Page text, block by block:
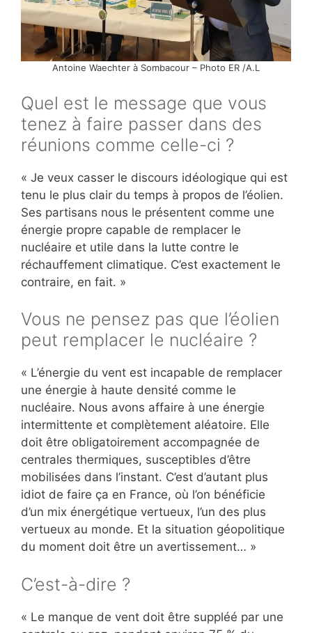
Antoine Waechter à Sombacour – Photo ER /A.L
Quel est le message que vous
tenez à faire passer dans des
réunions comme celle-ci ?
« Je veux casser le discours idéologique qui est
tenu le plus clair du temps à propos de l’éolien.
Ses partisans nous le présentent comme une
énergie propre capable de remplacer le
nucléaire et utile dans la lutte contre le
réchauffement climatique. C’est exactement le
contraire, en fait. »
Vous ne pensez pas que l’éolien
peut remplacer le nucléaire ?
« L’énergie du vent est incapable de remplacer
une énergie à haute densité comme le
nucléaire. Nous avons affaire à une énergie
intermittente et complètement aléatoire. Elle
doit être obligatoirement accompagnée de
centrales thermiques, susceptibles d’être
mobilisées dans l’instant. C’est d’autant plus
idiot de faire ça en France, où l’on bénéficie
d’un mix énergétique vertueux, l’un des plus
vertueux au monde. Et la situation géopolitique
du moment doit être un avertissement… »
C’est-à-dire ?
« Le manque de vent doit être suppléé par une